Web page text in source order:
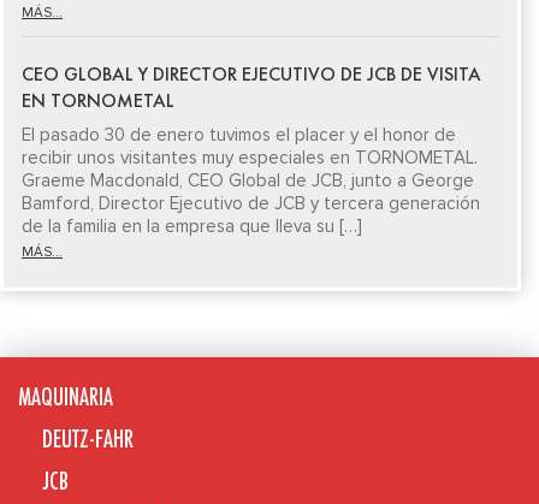
MÁS...
CEO GLOBAL Y DIRECTOR EJECUTIVO DE JCB DE VISITA
EN TORNOMETAL
El pasado 30 de enero tuvimos el placer y el honor de
recibir unos visitantes muy especiales en TORNOMETAL.
Graeme Macdonald, CEO Global de JCB, junto a George
Bamford, Director Ejecutivo de JCB y tercera generación
de la familia en la empresa que lleva su […]
MÁS...
MAQUINARIA
DEUTZ-FAHR
JCB